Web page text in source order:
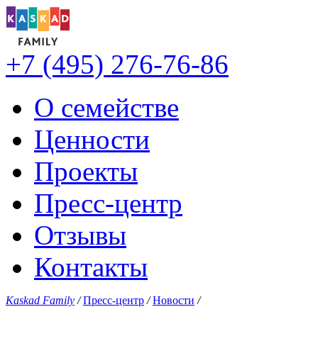
+7 (495) 276-76-86
О семействе
Ценности
Проекты
Пресс-центр
Отзывы
Контакты
Kaskad Family / Пресс-центр / Новости /